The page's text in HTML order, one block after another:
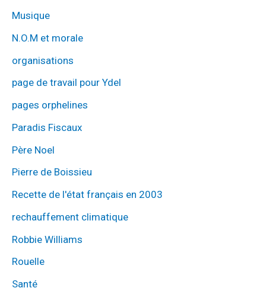
Musique
N.O.M et morale
organisations
page de travail pour Ydel
pages orphelines
Paradis Fiscaux
Père Noel
Pierre de Boissieu
Recette de l'état français en 2003
rechauffement climatique
Robbie Williams
Rouelle
Santé